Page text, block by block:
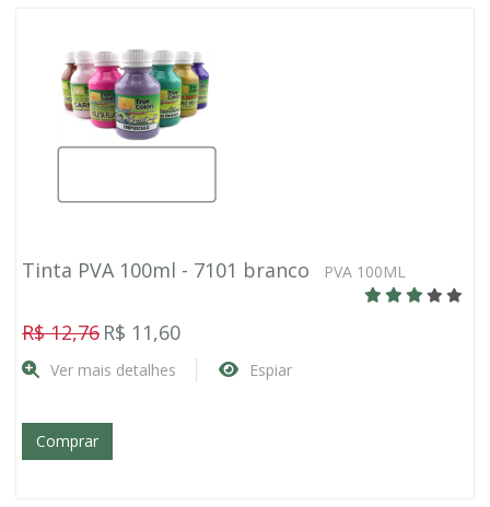
Tinta PVA 100ml - 7101 branco PVA 100ML
R$ 12,76 R$ 11,60
Ver mais detalhes Espiar
Comprar